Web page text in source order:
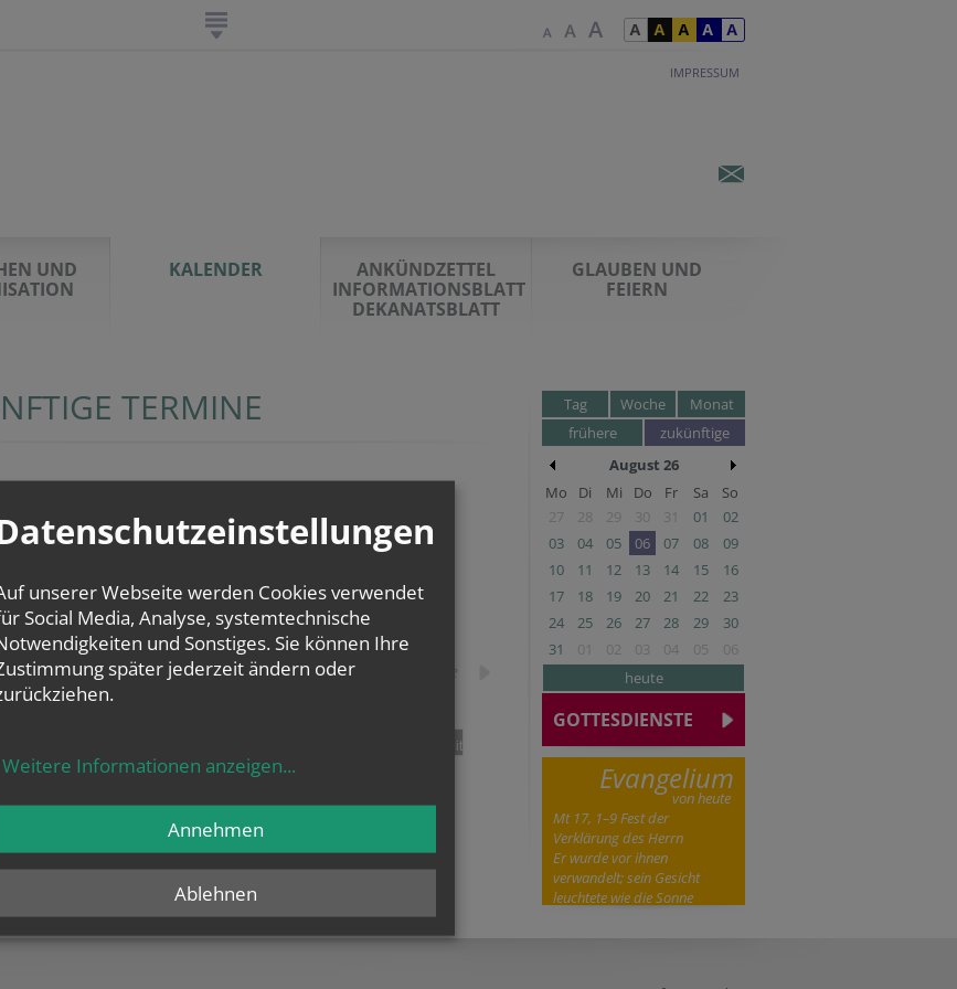
IMPRESSUM
UND
KALENDER
ANKÜNDZETTEL
INFORMATIONSBLATT
DEKANATSBLATT
GLAUBEN UND
FEIERN
TERMINE
Keine zukünftigen Termine vorhanden.
weitere
pin it
Tag Woche
Monat
frühere
zukünftige
August 26
Mo
Di Mi Do Fr Sa
So
27
28 29 30 31 01
02
03
04 05 06 07 08
09
10
11 12 13 14 15
16
17
18 19 20 21 22
23
24
25 26 27 28 29
30
31
01 02 03 04 05
06
heute
GOTTESDIENSTE
Evangelium
von heute
Mt 17, 1–9 Fest der
Verklärung des Herrn
Er wurde vor ihnen
verwandelt; sein Gesicht
leuchtete wie die Sonne
unserer Webseite werden Cookies verwendet
Social Media, Analyse, systemtechnische
und Sonstiges. Sie können Ihre
später jederzeit ändern oder
Weitere Informationen anzeigen...
Ablehnen
Annehmen